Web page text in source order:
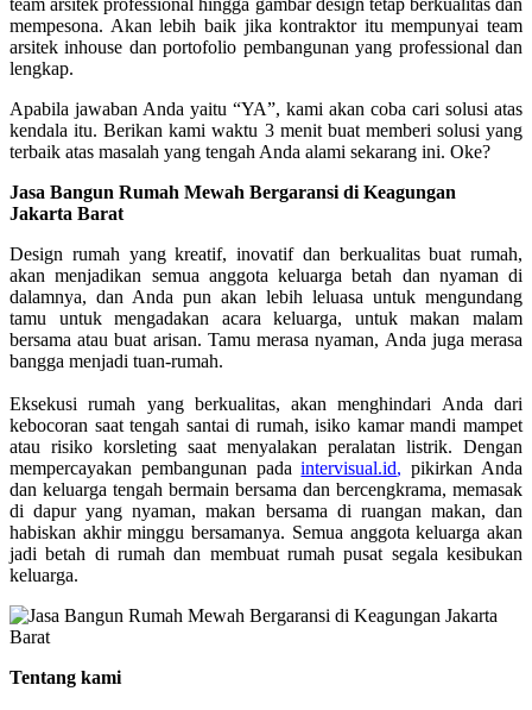
mempesona. Akan lebih baik jika kontraktor itu mempunyai team
arsitek inhouse dan portofolio pembangunan yang professional dan
lengkap.
Apabila jawaban Anda yaitu “YA”, kami akan coba cari solusi atas
kendala itu. Berikan kami waktu 3 menit buat memberi solusi yang
terbaik atas masalah yang tengah Anda alami sekarang ini. Oke?
Jasa Bangun Rumah Mewah Bergaransi di Keagungan
Jakarta Barat
Design rumah yang kreatif, inovatif dan berkualitas buat rumah,
akan menjadikan semua anggota keluarga betah dan nyaman di
dalamnya, dan Anda pun akan lebih leluasa untuk mengundang
tamu untuk mengadakan acara keluarga, untuk makan malam
bersama atau buat arisan. Tamu merasa nyaman, Anda juga merasa
bangga menjadi tuan-rumah.
Eksekusi rumah yang berkualitas, akan menghindari Anda dari
kebocoran saat tengah santai di rumah, isiko kamar mandi mampet
atau risiko korsleting saat menyalakan peralatan listrik. Dengan
mempercayakan pembangunan padaintervisual.id, pikirkan Anda
dan keluarga tengah bermain bersama dan bercengkrama, memasak
di dapur yang nyaman, makan bersama di ruangan makan, dan
habiskan akhir minggu bersamanya. Semua anggota keluarga akan
jadi betah di rumah dan membuat rumah pusat segala kesibukan
keluarga.
Tentang kami